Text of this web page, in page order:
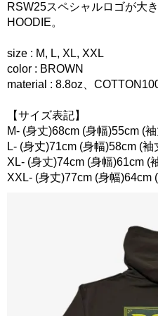
RSW25スペシャルロゴが大
HOODIE。
size : M, L, XL, XXL
color : BROWN
material : 8.8oz、
【サイズ表記】
M- (身丈)68cm (身幅)55cm (
L- (身丈)71cm (身幅)58cm (袖
XL- (身丈)74cm (身幅)61cm (
XXL- (身丈)77cm (身幅)64cm